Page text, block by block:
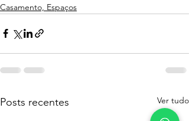
Casamento, Espaços
Posts recentes Ver tudo